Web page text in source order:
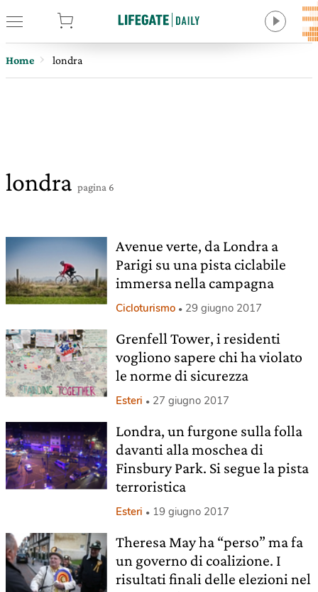
Home londra
londra pagina 6
Avenue verte, da Londra a
Parigi su una pista ciclabile
immersa nella campagna
Cicloturismo 29 giugno 2017
Grenfell Tower, i residenti
vogliono sapere chi ha violato
le norme di sicurezza
Esteri 27 giugno 2017
Londra, un furgone sulla folla
davanti alla moschea di
Finsbury Park. Si segue la pista
terroristica
Esteri 19 giugno 2017
Theresa May ha “perso” ma fa
un governo di coalizione. I
risultati finali delle elezioni nel